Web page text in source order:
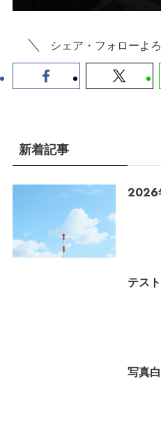
シェア・フォローよ
新着記事
2026
テスト
写真